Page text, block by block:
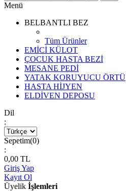
Menü
BELBANTLI BEZ
Tüm Ürünler
EMİCİ KÜLOT
ÇOCUK HASTA BEZİ
MESANE PEDİ
YATAK KORUYUCU ÖRTÜ
HASTA HİJYEN
ELDİVEN DEPOSU
Dil
:
Sepetim(0)
:
0,00 TL
Giriş Yap
Kayıt Ol
Üyelik İşlemleri